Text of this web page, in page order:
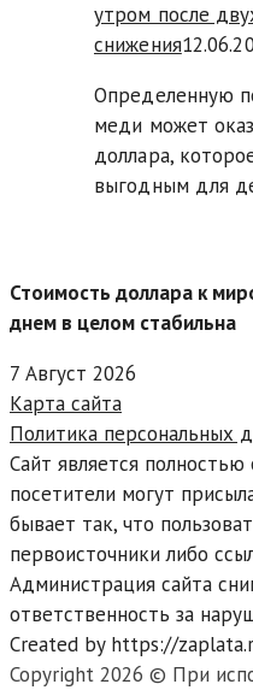
утром после
снижения
Определенную
меди может
доллара,
выгодным для
Стоимость доллара к
днем в целом стабильна
7 Август 2026
Карта сайта
Политика персональных
Сайт является
посетители могут
бывает так, что
первоисточники либо
Администрация сайта
ответственность за
Created by https://
Copyright 2026 © При